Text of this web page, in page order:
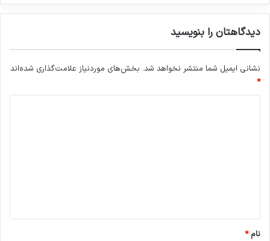
دیدگاهتان را بنویسید
نشانی ایمیل شما منتشر نخواهد شد. بخش‌های موردنیاز علامت‌گذاری شده‌اند
*
نام*